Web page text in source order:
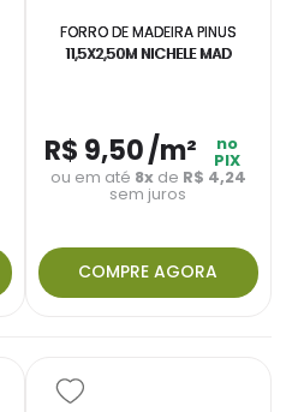
FORRO DE MADEIRA PINUS
11,5X2,50M NICHELE MAD
R$ 9,50/m² no
PIX
ou em até 8x de R$ 4,24
sem juros
COMPRE AGORA